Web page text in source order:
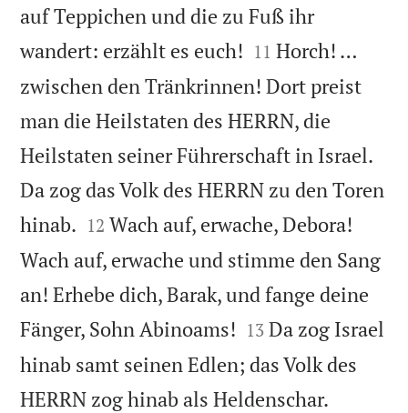
auf Teppichen und die zu Fuß ihr
wandert: erzählt es euch! 

11 Horch! …
zwischen den Tränkrinnen! Dort preist
man die Heilstaten des HERRN, die
Heilstaten seiner Führerschaft in Israel.
Da zog das Volk des HERRN zu den Toren
hinab. 

12 Wach auf, erwache, Debora!
Wach auf, erwache und stimme den Sang
an! Erhebe dich, Barak, und fange deine
Fänger, Sohn Abinoams! 

13 Da zog Israel
hinab samt seinen Edlen; das Volk des
HERRN zog hinab als Heldenschar.